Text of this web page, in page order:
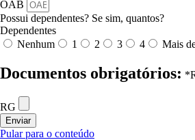
OAB
Possui dependentes? Se sim, quantos?
Dependentes
Nenhum
1 2 3 4 Mais
Documentos obrigatórios:
RG
Enviar
Pular para o conteúdo